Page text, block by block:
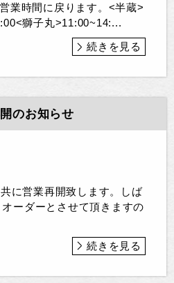
業時間に戻ります。<半蔵>
獅子丸>11:00~14:...
続きを見る
のお知らせ
に営業再開致します。しば
ーダーとさせて頂きますの
続きを見る